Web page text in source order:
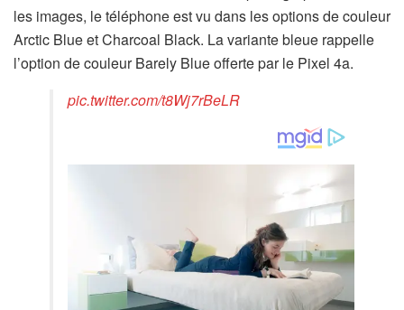
les images, le téléphone est vu dans les options de couleur
Arctic Blue et Charcoal Black. La variante bleue rappelle
l’option de couleur Barely Blue offerte par le Pixel 4a.
pic.twitter.com/t8Wj7rBeLR